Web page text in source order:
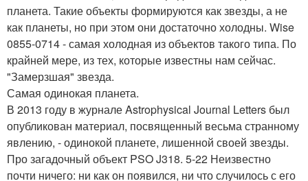
планета. Такие объекты формируются как звезды, а не
как планеты, но при этом они достаточно холодны. Wise
0855-0714 - самая холодная из объектов такого типа. По
крайней мере, из тех, которые известны нам сейчас.
"Замерзшая" звезда.
Самая одинокая планета.
В 2013 году в журнале Astrophysical Journal Letters был
опубликован материал, посвященный весьма странному
явлению, - одинокой планете, лишенной своей звезды.
Про загадочный объект PSO J318. 5-22 Неизвестно
почти ничего: ни как он появился, ни что случилось с его